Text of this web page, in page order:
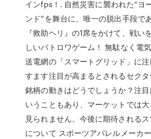
インfps！. 自然災害に襲われた“ヨ
ンド”を舞台に、唯一の脱出手段で
『救助ヘリ』の1席をかけて、戦い
しいバトロワゲーム！ 無駄なく電
送電網の「スマートグリッド」に
すます注目が高まるとされるセク
銘柄の動きはどうでしょうか？注
いうこともあり、マーケットでは
見られません。今後に期待される
について スポーツアパレルメーカ